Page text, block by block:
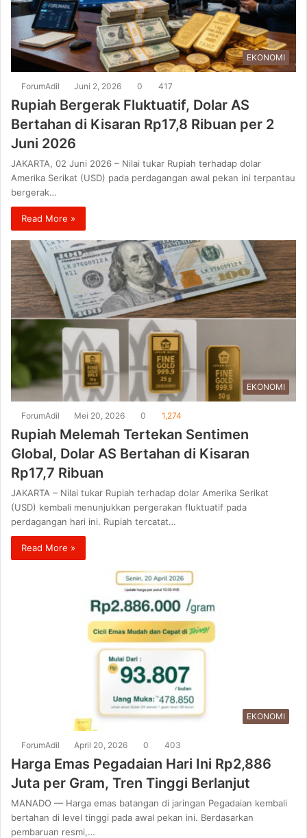
EKONOMI
ForumAdil Juni 2, 2026 0 417
Rupiah Bergerak Fluktuatif, Dolar AS
Bertahan di Kisaran Rp17,8 Ribuan per 2
Juni 2026
JAKARTA, 02 Juni 2026 – Nilai tukar Rupiah terhadap dolar
Amerika Serikat (USD) pada perdagangan awal pekan ini terpantau
bergerak…
Read More »
EKONOMI
ForumAdil Mei 20, 2026 0 1,274
Rupiah Melemah Tertekan Sentimen
Global, Dolar AS Bertahan di Kisaran
Rp17,7 Ribuan
JAKARTA – Nilai tukar Rupiah terhadap dolar Amerika Serikat
(USD) kembali menunjukkan pergerakan fluktuatif pada
perdagangan hari ini. Rupiah tercatat…
Read More »
EKONOMI
ForumAdil April 20, 2026 0 403
Harga Emas Pegadaian Hari Ini Rp2,886
Juta per Gram, Tren Tinggi Berlanjut
MANADO — Harga emas batangan di jaringan Pegadaian kembali
bertahan di level tinggi pada awal pekan ini. Berdasarkan
pembaruan resmi,…